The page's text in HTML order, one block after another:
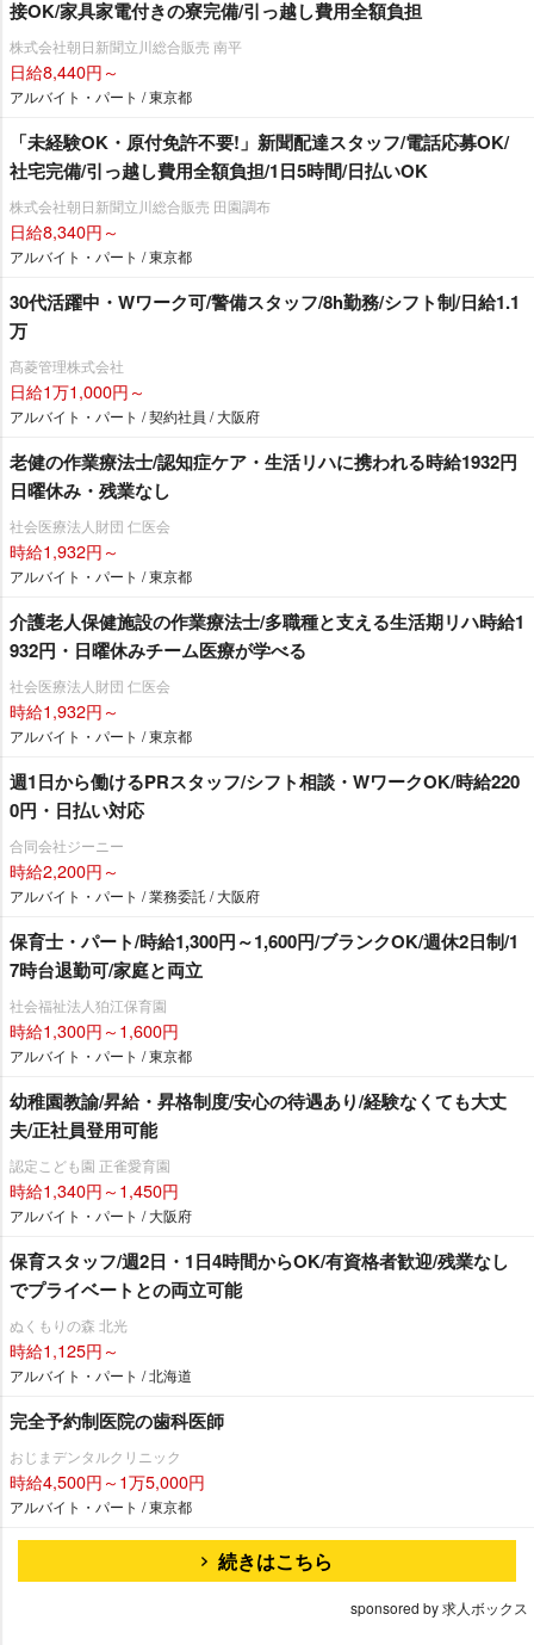
接OK/家具家電付きの寮完備/引っ越し費用全額負担
株式会社朝日新聞立川総合販売 南平
日給8,440円～
アルバイト・パート / 東京都
「未経験OK・原付免許不要!」新聞配達スタッフ/電話応募OK/
社宅完備/引っ越し費用全額負担/1日5時間/日払いOK
株式会社朝日新聞立川総合販売 田園調布
日給8,340円～
アルバイト・パート / 東京都
30代活躍中・Wワーク可/警備スタッフ/8h勤務/シフト制/日給1.1
万
髙菱管理株式会社
日給1万1,000円～
アルバイト・パート / 契約社員 / 大阪府
老健の作業療法士/認知症ケア・生活リハに携われる時給1932円
日曜休み・残業なし
社会医療法人財団 仁医会
時給1,932円～
アルバイト・パート / 東京都
介護老人保健施設の作業療法士/多職種と支える生活期リハ時給1
932円・日曜休みチーム医療が学べる
社会医療法人財団 仁医会
時給1,932円～
アルバイト・パート / 東京都
週1日から働けるPRスタッフ/シフト相談・WワークOK/時給220
0円・日払い対応
合同会社ジーニー
時給2,200円～
アルバイト・パート / 業務委託 / 大阪府
保育士・パート/時給1,300円～1,600円/ブランクOK/週休2日制/1
7時台退勤可/家庭と両立
社会福祉法人狛江保育園
時給1,300円～1,600円
アルバイト・パート / 東京都
幼稚園教諭/昇給・昇格制度/安心の待遇あり/経験なくても大丈
夫/正社員登用可能
認定こども園 正雀愛育園
時給1,340円～1,450円
アルバイト・パート / 大阪府
保育スタッフ/週2日・1日4時間からOK/有資格者歓迎/残業なし
でプライベートとの両立可能
ぬくもりの森 北光
時給1,125円～
アルバイト・パート / 北海道
完全予約制医院の歯科医師
おじまデンタルクリニック
時給4,500円～1万5,000円
アルバイト・パート / 東京都
続きはこちら
sponsored by 求人ボックス